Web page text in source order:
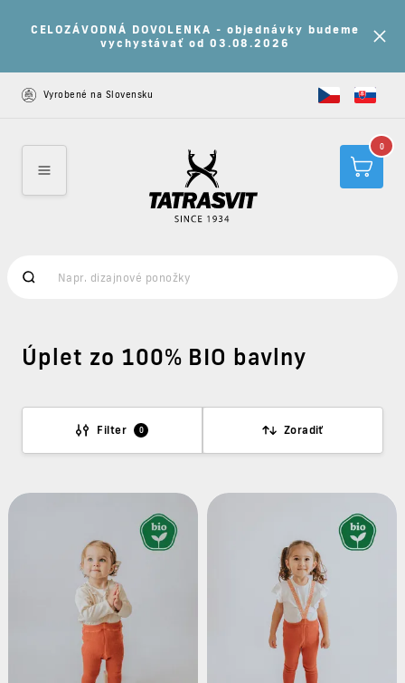
CELOZÁVODNÁ DOVOLENKA - objednávky budeme
vychystávať od 03.08.2026
Vyrobené na Slovensku
0
Úplet zo 100% BIO bavlny
Filter 0 Zoradiť